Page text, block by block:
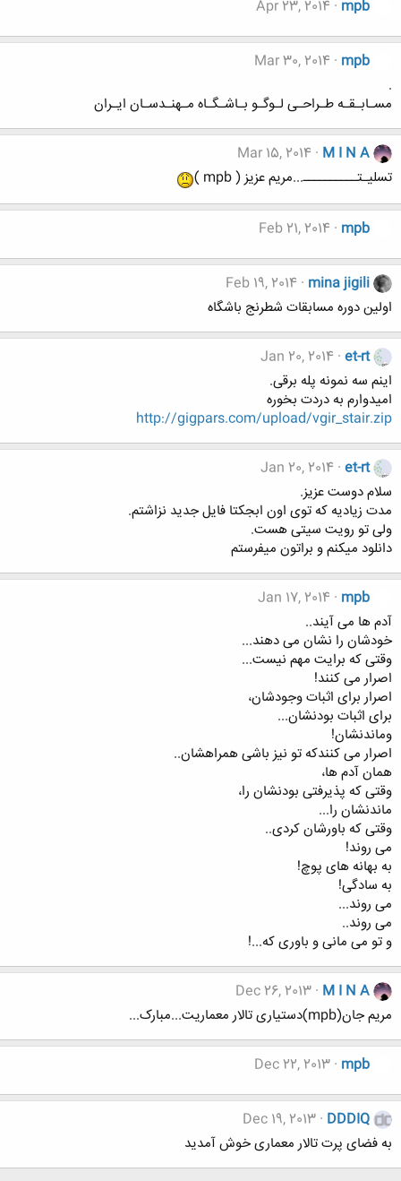
mpb
Apr 23, 2014
mpb
Mar 30, 2014
.
مسـابـقـه طـراحـی لـوگـو بـاشـگـاه مـهنـدسـان ایـران
M I N A
Mar 15, 2014
تسلیـتــــــــــ...مریم عزیز ( mpb )
mpb
Feb 21, 2014
mina jigili
Feb 19, 2014
اولین دوره مسابقات شطرنج باشگاه
et-rt
Jan 20, 2014
اینم سه نمونه پله برقی.
امیدوارم به دردت بخوره
http://gigpars.com/upload/vgir_stair.zip
et-rt
Jan 20, 2014
سلام دوست عزیز.
مدت زیادیه که توی اون ابجکتا فایل جدید نزاشتم.
ولی تو رویت سیتی هست.
دانلود میکنم و براتون میفرستم
mpb
Jan 17, 2014
آدم ها می آیند..
خودشان را نشان می دهند...
وقتی که برایت مهم نیست...
اصرار می کنند!
اصرار برای اثبات وجودشان،
برای اثبات بودنشان...
وماندنشان!
اصرار می کنندکه تو نیز باشی همراهشان..
همان آدم ها،
وقتی که پذیرفتی بودنشان را،
ماندنشان را...
وقتی که باورشان کردی..
می روند!
به بهانه های پوچ!
به سادگی!
می روند...
می روند..
و تو می مانی و باوری که...!
M I N A
Dec 26, 2013
مریم جان(mpb)دستیاری تالار معماریت...مبارک...
mpb
Dec 22, 2013
DDDIQ
Dec 19, 2013
به فضای پرت تالار معماری خوش آمدید